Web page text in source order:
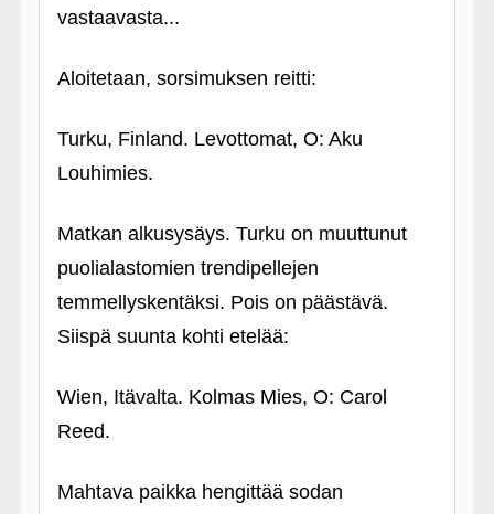
vastaavasta...
Aloitetaan, sorsimuksen reitti:
Turku, Finland. Levottomat, O: Aku
Louhimies.
Matkan alkusysäys. Turku on muuttunut
puolialastomien trendipellejen
temmellyskentäksi. Pois on päästävä.
Siispä suunta kohti etelää:
Wien, Itävalta. Kolmas Mies, O: Carol
Reed.
Mahtava paikka hengittää sodan